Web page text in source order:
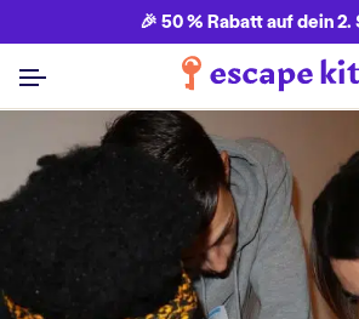
🎉 50 % Rabatt auf dein 2.
Alle